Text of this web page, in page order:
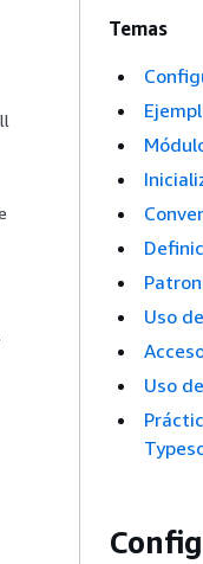
Temas
Uso
Uso